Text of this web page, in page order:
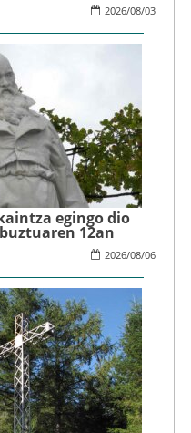
2026/08/03
egingo dio
12an
2026/08/06